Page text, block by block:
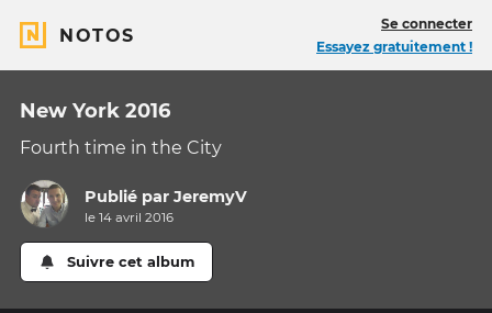
NOTOS
Se connecter
Essayez gratuitement !
New York 2016
Fourth time in the City
Publié parJeremyV
le 14 avril 2016
Suivre cet album